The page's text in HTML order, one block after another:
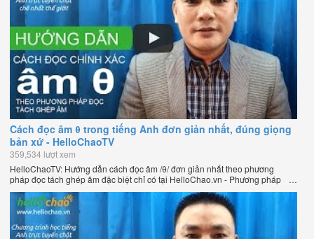
Cách đọc âm θ trong tiếng Anh đơn giản nhất, đúng giọng
bản xứ - HelloChaoTV
359,534 lượt xem
HelloChaoTV: Hướng dẫn cách đọc âm /θ/ đơn giản nhất theo phương
pháp đọc tách ghép âm đặc biệt chỉ có tại HelloChao.vn - Phương pháp
luyện phát âm chuẩn giọng bản xứ dễ dàng và hiệu quả nhất lần đầu tiên
xuất hiện trên thế giới, của thầy Phạm Việt Thắng, đồng sáng lập trang
HelloChao.vn - Chương trình dạy tiếng Anh trực tuyến chặt chẽ nhất thế